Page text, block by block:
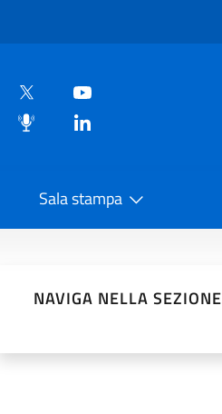
Sala stampa
NAVIGA NELLA SEZIONE